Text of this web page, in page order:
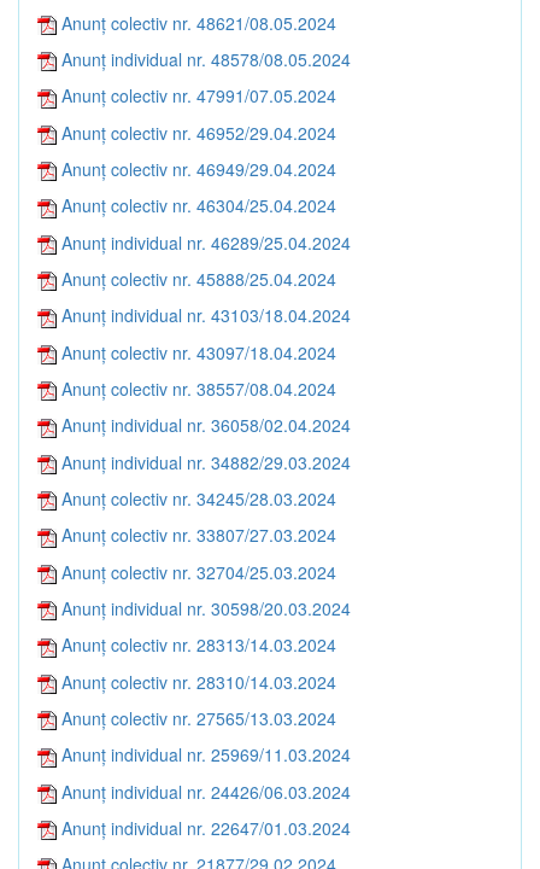
Anunț colectiv nr. 48621/08.05.2024
Anunț individual nr. 48578/08.05.2024
Anunț colectiv nr. 47991/07.05.2024
Anunț colectiv nr. 46952/29.04.2024
Anunț colectiv nr. 46949/29.04.2024
Anunț colectiv nr. 46304/25.04.2024
Anunț individual nr. 46289/25.04.2024
Anunț colectiv nr. 45888/25.04.2024
Anunț individual nr. 43103/18.04.2024
Anunț colectiv nr. 43097/18.04.2024
Anunț colectiv nr. 38557/08.04.2024
Anunț individual nr. 36058/02.04.2024
Anunț individual nr. 34882/29.03.2024
Anunț colectiv nr. 34245/28.03.2024
Anunț colectiv nr. 33807/27.03.2024
Anunț colectiv nr. 32704/25.03.2024
Anunț individual nr. 30598/20.03.2024
Anunț colectiv nr. 28313/14.03.2024
Anunț colectiv nr. 28310/14.03.2024
Anunț colectiv nr. 27565/13.03.2024
Anunț individual nr. 25969/11.03.2024
Anunț individual nr. 24426/06.03.2024
Anunț individual nr. 22647/01.03.2024